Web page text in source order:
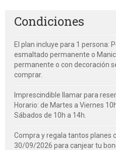
Condiciones
El plan incluye para 1 persona:
esmaltado permanente o
permanente o con decoración
comprar.
Imprescindible llamar para
Horario: de Martes a Viernes
Sábados de 10h a 14h.
Compra y regala tantos planes
30/09/2026 para canjear tu